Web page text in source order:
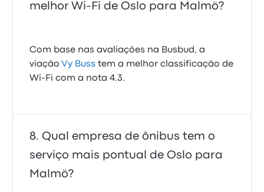
melhor Wi-Fi de Oslo para Malmö?
Com base nas avaliações na Busbud, a
viaçãoVy Buss tem a melhor classificação de
Wi-Fi com a nota 4.3.
Qual empresa de ônibus tem o
serviço mais pontual de Oslo para
Malmö?